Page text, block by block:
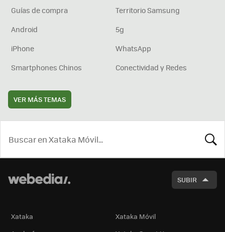
Guías de compra
Territorio Samsung
Android
5g
iPhone
WhatsApp
Smartphones Chinos
Conectividad y Redes
VER MÁS TEMAS
SUBIR
Xataka
Xataka Móvil